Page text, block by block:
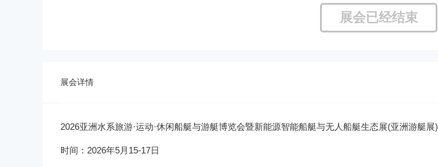
展会已经结束
展会详情
2026亚洲水系旅游·运动·休闲船艇与游艇博览会暨新能源智能船艇与无人船艇生态展(亚洲游艇展)
时间：2026年5月15-17日